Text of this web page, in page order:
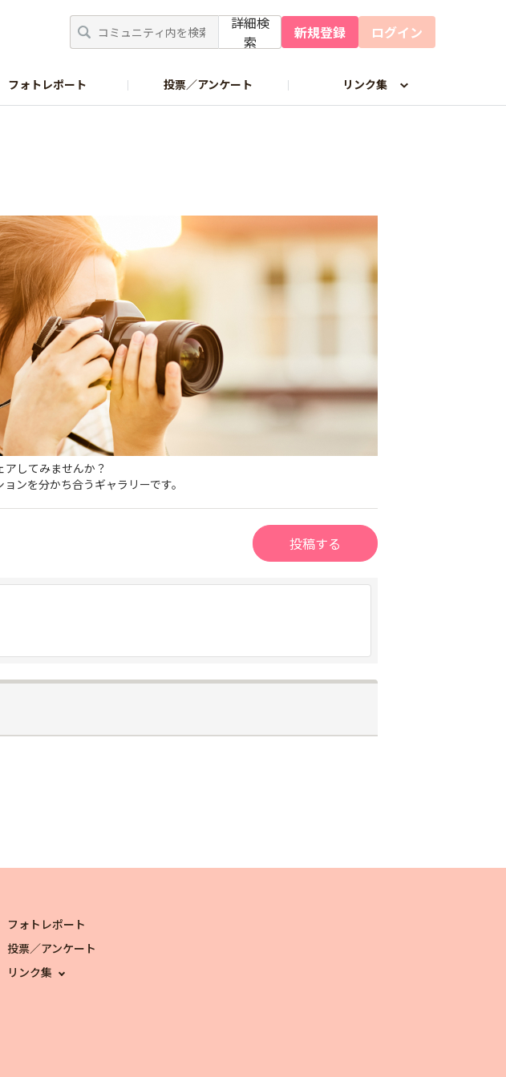
詳細検
索
新規登録 ログイン
フォトレポート 投票／アンケート リンク集
してみませんか？
ンを分かち合うギャラリーです。
投稿する
フォトレポート
投票／アンケート
リンク集